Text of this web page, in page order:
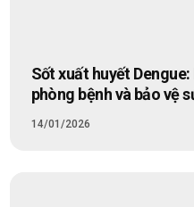
Sốt xuất huyết
phòng bệnh và bảo vệ
14/01/2026